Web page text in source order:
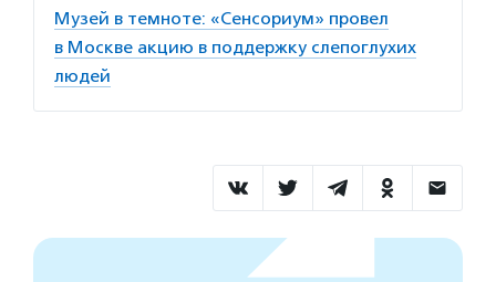
Музей в темноте: «Сенсориум» провел
в Москве акцию в поддержку слепоглухих
людей